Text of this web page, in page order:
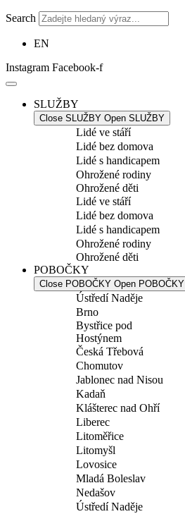
Search
EN
Instagram Facebook-f
SLUŽBY
Close SLUŽBY Open SLUŽBY
Lidé ve stáří
Lidé bez domova
Lidé s handicapem
Ohrožené rodiny
Ohrožené děti
Lidé ve stáří
Lidé bez domova
Lidé s handicapem
Ohrožené rodiny
Ohrožené děti
POBOČKY
Close POBOČKY Open POBOČKY
Ústředí Naděje
Brno
Bystřice pod
Hostýnem
Česká Třebová
Chomutov
Jablonec nad Nisou
Kadaň
Klášterec nad Ohří
Liberec
Litoměřice
Litomyšl
Lovosice
Mladá Boleslav
Nedašov
Ústředí Naděje